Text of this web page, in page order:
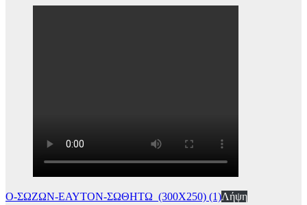
Ο-ΣΩΖΩΝ-ΕΑΥΤΟΝ-ΣΩΘΗΤΩ_(300Χ250) (1)Λήψη